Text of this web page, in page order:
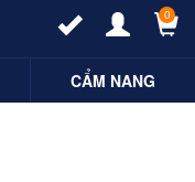
0
CẨM NANG